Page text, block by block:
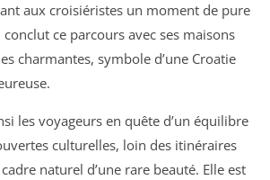
aux croisiéristes un moment de pure
ce parcours avec ses maisons
charmantes, symbole d’une Croatie
les voyageurs en quête d’un équilibre
culturelles, loin des itinéraires
naturel d’une rare beauté. Elle est